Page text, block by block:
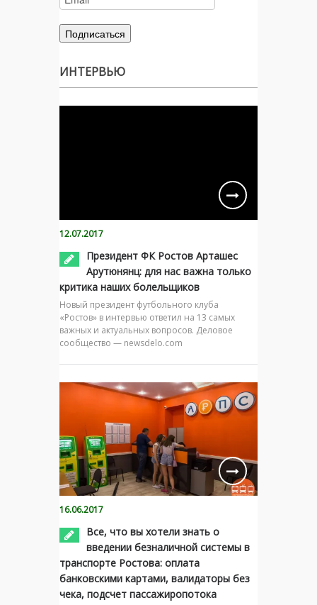
ИНТЕРВЬЮ
12.07.2017
Президент ФК Ростов Арташес
Арутюнянц: для нас важна только
критика наших болельщиков
Новый президент футбольного клуба
«Ростов» в интервью ответил на 13 самых
важных и актуальных вопросов. Деловое
сообщество — newsdelo.com
16.06.2017
Все, что вы хотели знать о
введении безналичной системы в
транспорте Ростова: оплата
банковскими картами, валидаторы без
чека, подсчет пассажиропотока